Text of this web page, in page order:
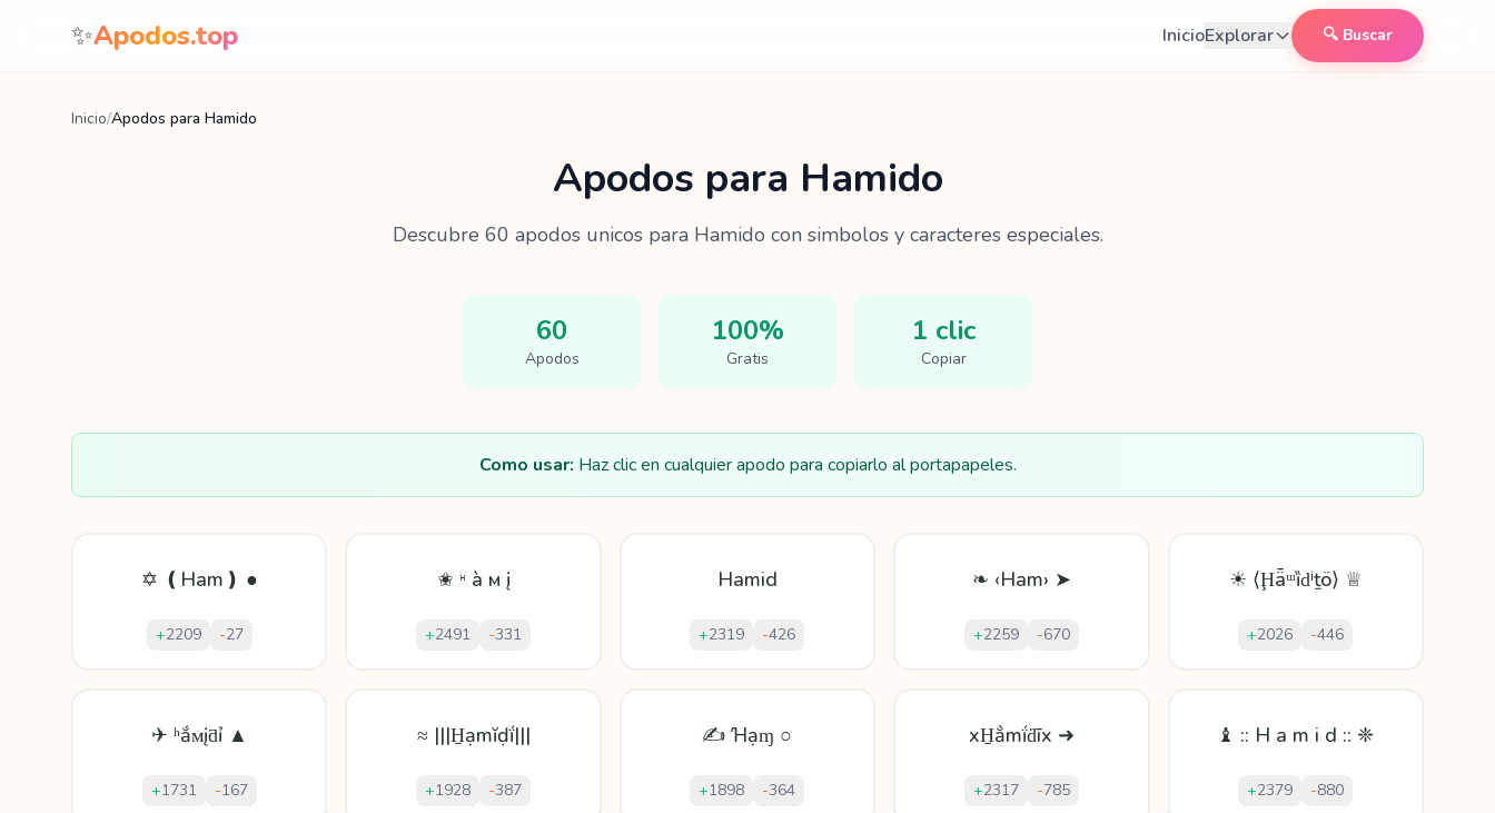
Saltar al contenido
✨Apodos.top InicioExplorar 🔍 Buscar
Inicio/Apodos para Hamido
Apodos para Hamido
Descubre 60 apodos unicos para Hamido con simbolos y caracteres especiales.
60
Apodos
100%
Gratis
1 clic
Copiar
Como usar: Haz clic en cualquier apodo para copiarlo al portapapeles.
✡ ❪Ham❫ ●
+2209 -27
✬ ᵸ à м į
+2491 -331
Hamid
+2319 -426
❧ ‹Ham› ➤
+2259 -670
☀ ⟨Ḩǟᵚȉԁⁱṯö⟩ ♕
+2026 -446
✈ ʰắᴍįƌỉ ▲
+1731 -167
≈ |||H̱ạmĭḍḯ|||
+1928 -387
✍ Ɦạɱ ○
+1898 -364
xH̱ẳmḯḋīx ➜
+2317 -785
♝ :: H a m i d :: ❈
+2379 -880